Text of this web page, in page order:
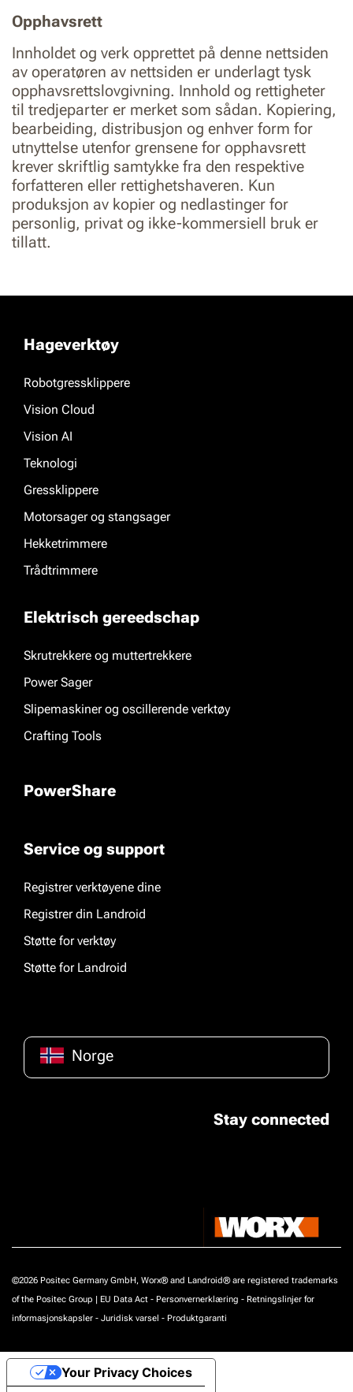
Opphavsrett
Innholdet og verk opprettet på denne nettsiden
av operatøren av nettsiden er underlagt tysk
opphavsrettslovgivning. Innhold og rettigheter
til tredjeparter er merket som sådan. Kopiering,
bearbeiding, distribusjon og enhver form for
utnyttelse utenfor grensene for opphavsrett
krever skriftlig samtykke fra den respektive
forfatteren eller rettighetshaveren. Kun
produksjon av kopier og nedlastinger for
personlig, privat og ikke-kommersiell bruk er
tillatt.
Hageverktøy
Robotgressklippere
Vision Cloud
Vision AI
Teknologi
Gressklippere
Motorsager og stangsager
Hekketrimmere
Trådtrimmere
Elektrisch gereedschap
Skrutrekkere og muttertrekkere
Power Sager
Slipemaskiner og oscillerende verktøy
Crafting Tools
PowerShare
Service og support
Registrer verktøyene dine
Registrer din Landroid
Støtte for verktøy
Støtte for Landroid
Norge
Stay connected
©2026 Positec Germany GmbH, Worx® and Landroid® are registered trademarks
of the Positec Group | EU Data Act - Personvernerklæring - Retningslinjer for
informasjonskapsler - Juridisk varsel - Produktgaranti
Your Privacy Choices